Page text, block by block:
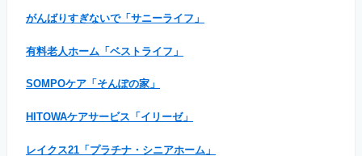
がんばりすぎないで「サニーライフ」
有料老人ホーム「ベストライフ」
SOMPOケア「そんぽの家」
HITOWAケアサービス「イリーゼ」
レイクス21「プラチナ・シニアホーム」